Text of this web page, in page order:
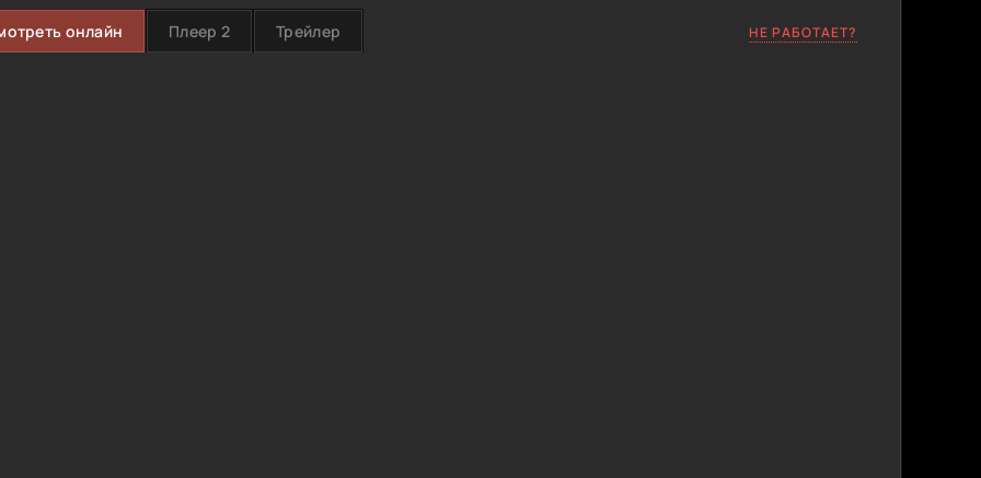
онлайн Плеер 2 Трейлер НЕ РАБОТАЕТ?